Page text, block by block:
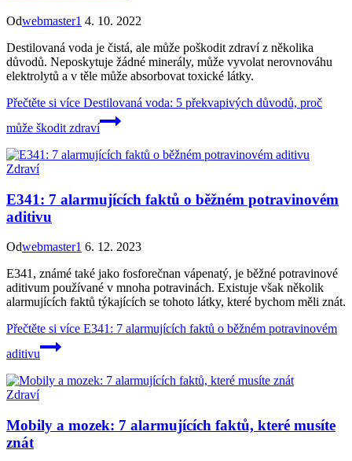
Odwebmaster1 4. 10. 2022
Destilovaná voda je čistá, ale může poškodit zdraví z několika
důvodů. Neposkytuje žádné minerály, může vyvolat nerovnováhu
elektrolytů a v těle může absorbovat toxické látky.
Přečtěte si více Destilovaná voda: 5 překvapivých důvodů, proč
může škodit zdraví
Zdraví
E341: 7 alarmujících faktů o běžném potravinovém
aditivu
Odwebmaster1 6. 12. 2023
E341, známé také jako fosforečnan vápenatý, je běžné potravinové
aditivum používané v mnoha potravinách. Existuje však několik
alarmujících faktů týkajících se tohoto látky, které bychom měli znát.
Přečtěte si více E341: 7 alarmujících faktů o běžném potravinovém
aditivu
Zdraví
Mobily a mozek: 7 alarmujících faktů, které musíte
znát